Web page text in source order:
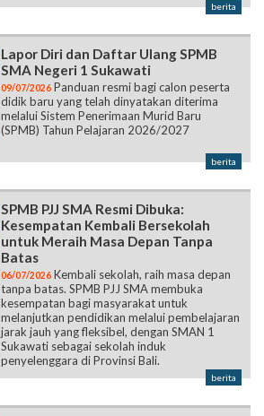
berita
Lapor Diri dan Daftar Ulang SPMB
SMA Negeri 1 Sukawati
09/07/2026 Panduan resmi bagi calon peserta
didik baru yang telah dinyatakan diterima
melalui Sistem Penerimaan Murid Baru
(SPMB) Tahun Pelajaran 2026/2027
berita
SPMB PJJ SMA Resmi Dibuka:
Kesempatan Kembali Bersekolah
untuk Meraih Masa Depan Tanpa
Batas
06/07/2026 Kembali sekolah, raih masa depan
tanpa batas. SPMB PJJ SMA membuka
kesempatan bagi masyarakat untuk
melanjutkan pendidikan melalui pembelajaran
jarak jauh yang fleksibel, dengan SMAN 1
Sukawati sebagai sekolah induk
penyelenggara di Provinsi Bali.
berita